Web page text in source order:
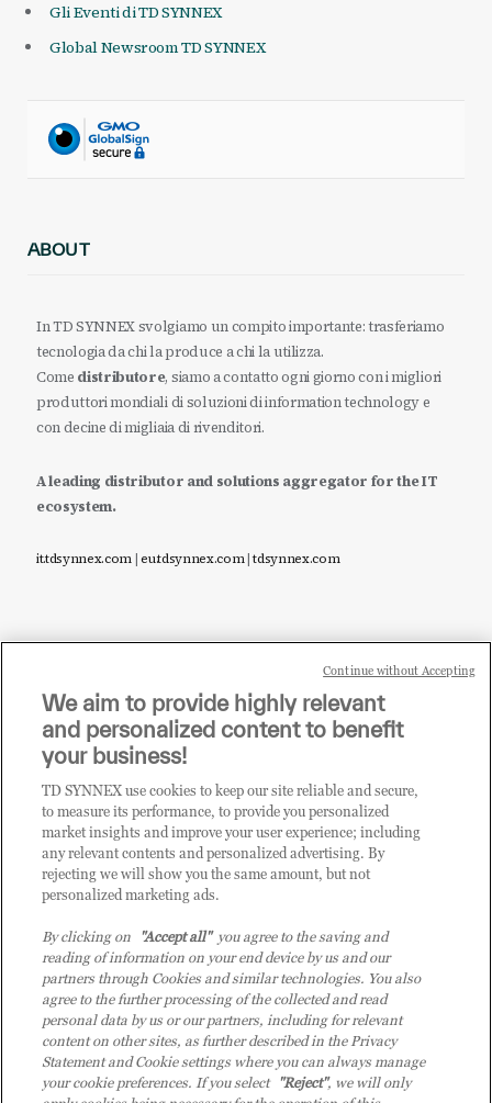
Gli Eventi di TD SYNNEX
Global Newsroom TD SYNNEX
ABOUT
In TD SYNNEX svolgiamo un compito importante: trasferiamo
tecnologia da chi la produce a chi la utilizza.
Come distributore, siamo a contatto ogni giorno con i migliori
produttori mondiali di soluzioni di information technology e
con decine di migliaia di rivenditori.
A leading distributor and solutions aggregator for the IT
ecosystem.
it.tdsynnex.com|eu.tdsynnex.com|tdsynnex.com
Sei un rivenditore di tecnologia e desideri acquistare
i prodotti o le soluzioni trattate sul blog?
CLICCA QUI E DIVENTA
CLIENTE TD SYNNEX
© 2026 TD SYNNEX Italy S.r.l. - Sede legale: via Luigi Russolo 9, 20138 Milano
We aim to provide highly relevant
and personalized content to benefit
your business!
TD SYNNEX use cookies to keep our site reliable and secure,
to measure its performance, to provide you personalized
market insights and improve your user experience; including
any relevant contents and personalized advertising. By
rejecting we will show you the same amount, but not
personalized marketing ads.
By clicking on "Accept all"you agree to the saving and
reading of information on your end device by us and our
partners through Cookies and similar technologies. You also
agree to the further processing of the collected and read
personal data by us or our partners, including for relevant
content on other sites, as further described in the Privacy
Statement and Cookie settings where you can always manage
your cookie preferences. If you select "Reject", we will only
Continue without Accepting